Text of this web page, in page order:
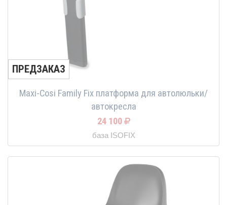
ПРЕДЗАКАЗ
Maxi-Cosi Family Fix платформа для автолюльки/
автокресла
24 100
база ISOFIX